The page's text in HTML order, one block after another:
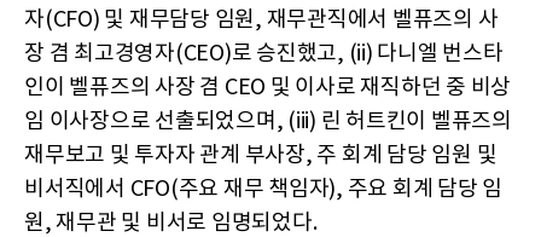
자(CFO) 및 재무담당 임원, 재무관직에서 벨퓨즈의 사
장 겸 최고경영자(CEO)로 승진했고, (ii) 다니엘 번스타
인이 벨퓨즈의 사장 겸 CEO 및 이사로 재직하던 중 비상
임 이사장으로 선출되었으며, (iii) 린 허트킨이 벨퓨즈의
재무보고 및 투자자 관계 부사장, 주 회계 담당 임원 및
비서직에서 CFO(주요 재무 책임자), 주요 회계 담당 임
원, 재무관 및 비서로 임명되었다.